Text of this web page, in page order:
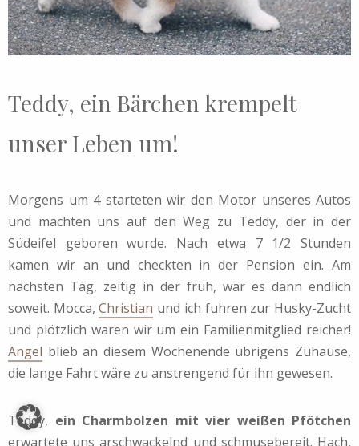
Teddy, ein Bärchen krempelt
unser Leben um!
Morgens um 4 starteten wir den Motor unseres Autos
und machten uns auf den Weg zu Teddy, der in der
Südeifel geboren wurde. Nach etwa 7 1/2 Stunden
kamen wir an und checkten in der Pension ein. Am
nächsten Tag, zeitig in der früh, war es dann endlich
soweit. Mocca,Christian und ich fuhren zur Husky-Zucht
und plötzlich waren wir um ein Familienmitglied reicher!
Angel blieb an diesem Wochenende übrigens Zuhause,
die lange Fahrt wäre zu anstrengend für ihn gewesen.
Teddy, ein Charmbolzen mit vier weißen Pfötchen
erwartete uns arschwackelnd und schmusebereit. Hach,